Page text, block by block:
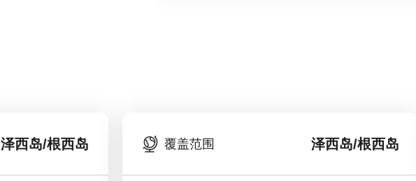
泽西岛/根西岛 覆盖范围 泽西岛/根西岛